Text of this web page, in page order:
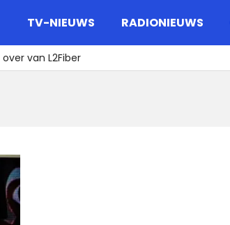
TV-NIEUWS RADIONIEUWS
van L2Fiber